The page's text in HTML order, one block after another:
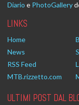
Diario e PhotoGallery
LINKS
Home
News
RSS Feed
MTB.rizzetto.com
ULTIMI POST DAL